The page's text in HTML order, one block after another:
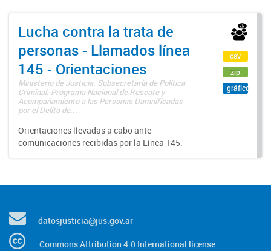
Lucha contra la trata de
personas - Llamados línea
145 - Orientaciones
Ministerio de Justicia. Subsecretaría de Política
Criminal. Programa Nacional de Rescate y
Acompañamiento a las Personas Damnificadas
por el Delito de...
Orientaciones llevadas a cabo ante
comunicaciones recibidas por la Línea 145.
csv
zip
gráfico
datosjusticia@jus.gov.ar
Commons Attribution 4.0 International license